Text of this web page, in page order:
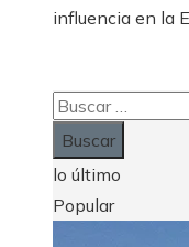
influencia en la
Buscar:
lo último
Popular